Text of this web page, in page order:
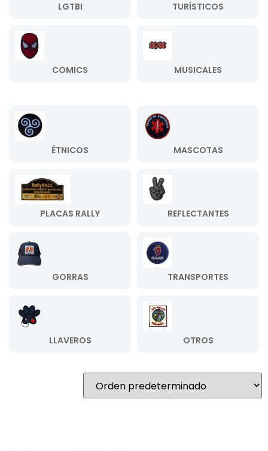
LGTBI TURÍSTICOS
COMICS MUSICALES
ÉTNICOS MASCOTAS
PLACAS RALLY REFLECTANTES
GORRAS TRANSPORTES
LLAVEROS OTROS